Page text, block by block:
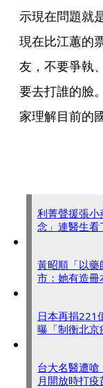
示現在問題就
現在比江蕙的
友，不要爭執
要去打誰的臉
家理解目前的
利菁聲援張
念」連醫生看
黃昭順「以
市：她有造冊
日本再捐221
曝「制衡北京
台大名醫遭
月開放時打疫